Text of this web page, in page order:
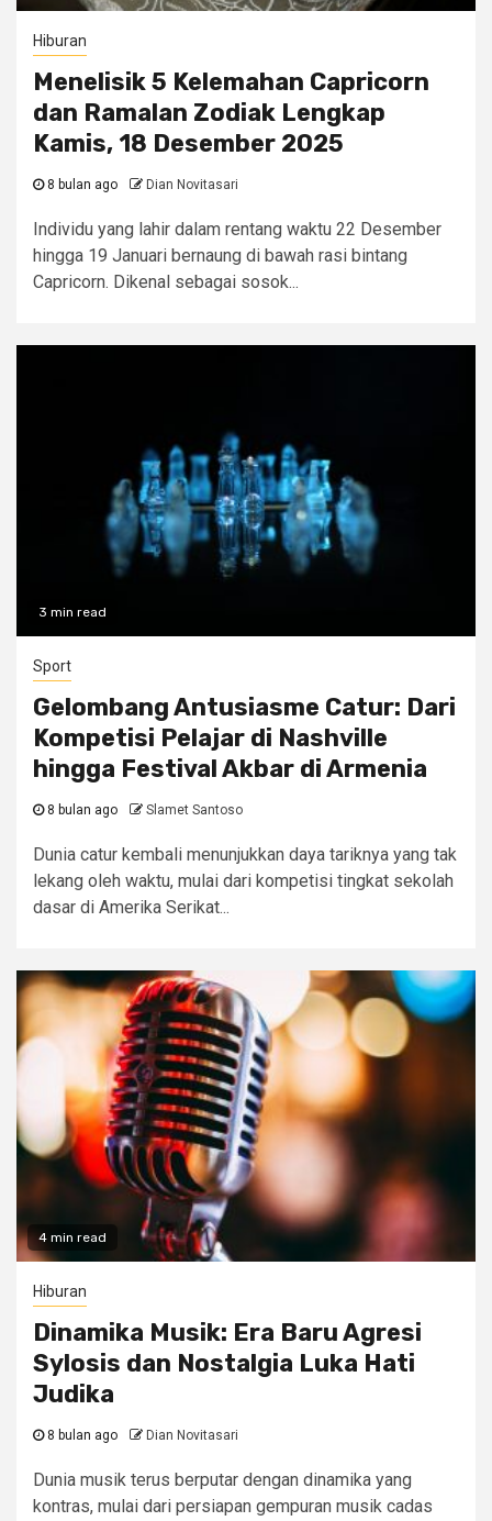
Hiburan
Menelisik 5 Kelemahan Capricorn
dan Ramalan Zodiak Lengkap
Kamis, 18 Desember 2025
8 bulan ago Dian Novitasari
Individu yang lahir dalam rentang waktu 22 Desember
hingga 19 Januari bernaung di bawah rasi bintang
Capricorn. Dikenal sebagai sosok...
3 min read
Sport
Gelombang Antusiasme Catur: Dari
Kompetisi Pelajar di Nashville
hingga Festival Akbar di Armenia
8 bulan ago Slamet Santoso
Dunia catur kembali menunjukkan daya tariknya yang tak
lekang oleh waktu, mulai dari kompetisi tingkat sekolah
dasar di Amerika Serikat...
4 min read
Hiburan
Dinamika Musik: Era Baru Agresi
Sylosis dan Nostalgia Luka Hati
Judika
8 bulan ago Dian Novitasari
Dunia musik terus berputar dengan dinamika yang
kontras, mulai dari persiapan gempuran musik cadas